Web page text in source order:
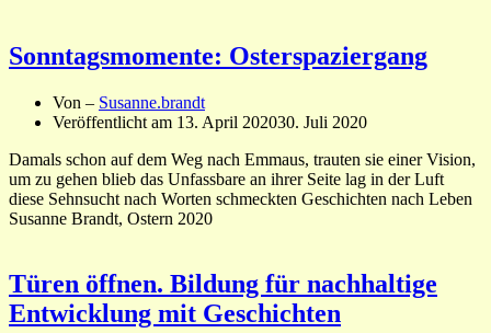
Sonntagsmomente: Osterspaziergang
Von – Susanne.brandt
Veröffentlicht am 13. April 202030. Juli 2020
Damals schon auf dem Weg nach Emmaus, trauten sie einer Vision,
um zu gehen blieb das Unfassbare an ihrer Seite lag in der Luft
diese Sehnsucht nach Worten schmeckten Geschichten nach Leben
Susanne Brandt, Ostern 2020
Türen öffnen. Bildung für nachhaltige
Entwicklung mit Geschichten